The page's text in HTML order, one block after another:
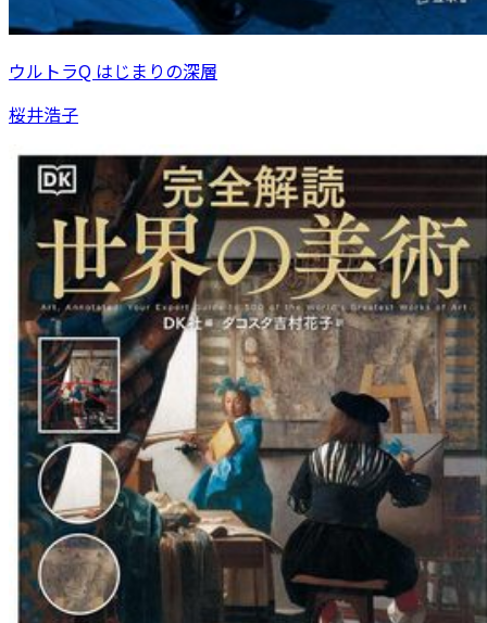
ウルトラQ はじまりの深層
桜井浩子